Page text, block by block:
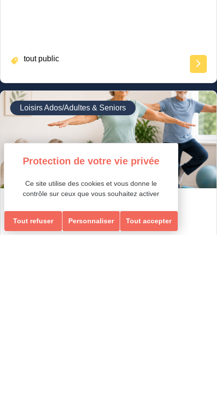
tout public
Loisirs Ados/Adultes & Seniors
ÉQUILIBRE & MEMOIRE
Ce site utilise des cookies et vous donne le
contrôle sur ceux que vous souhaitez activer
Tout accepter
Tout refuser Personnaliser